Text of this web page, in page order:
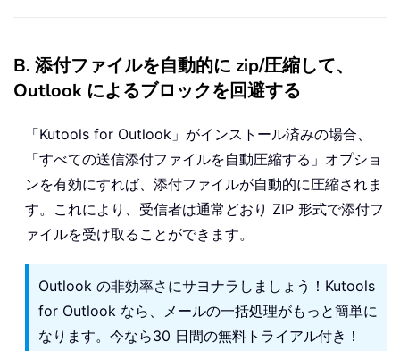
B. 添付ファイルを自動的に zip/圧縮して、
Outlook によるブロックを回避する
「Kutools for Outlook」がインストール済みの場合、
「すべての送信添付ファイルを自動圧縮する」オプショ
ンを有効にすれば、添付ファイルが自動的に圧縮されま
す。これにより、受信者は通常どおり ZIP 形式で添付フ
ァイルを受け取ることができます。
Outlook の非効率さにサヨナラしましょう！Kutools
for Outlook なら、メールの一括処理がもっと簡単に
なります。今なら30 日間の無料トライアル付き！